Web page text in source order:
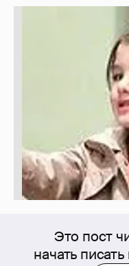
Это пост
начать